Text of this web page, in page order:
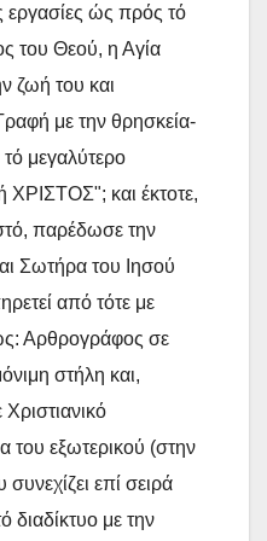
εργασίες ώς πρός τό
του Θεού, η Αγία
ζωή του και
με την θρησκεία-
μεγαλύτερο
και έκτοτε,
παρέδωσε την
Σωτήρα του Ιησού
από τότε με
Αρθρογράφος σε
στήλη και,
εξωτερικού (στην
επί σειρά
διαδίκτυο με την